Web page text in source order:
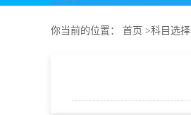
你当前的位置： 首页 >科目选择